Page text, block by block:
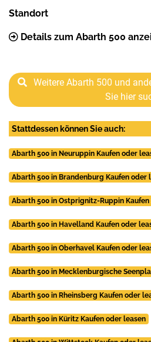
Standort
Details zum Abarth 500
Weitere Abarth 500 und
Sie hier
Stattdessen können Sie auch:
Abarth 500 in Neuruppin Kaufen oder
Abarth 500 in Brandenburg Kaufen oder
Abarth 500 in Ostprignitz-Ruppin Kaufen
Abarth 500 in Havelland Kaufen oder
Abarth 500 in Oberhavel Kaufen oder
Abarth 500 in Mecklenburgische
Abarth 500 in Rheinsberg Kaufen oder
Abarth 500 in Küritz Kaufen oder leasen